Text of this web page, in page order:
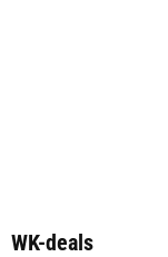
WK-deals